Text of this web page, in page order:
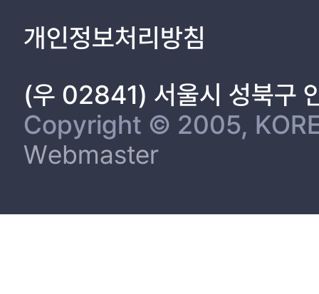
개인정보처리방침
(우 02841) 서울시 성북구
Copyright © 2005,
Webmaster